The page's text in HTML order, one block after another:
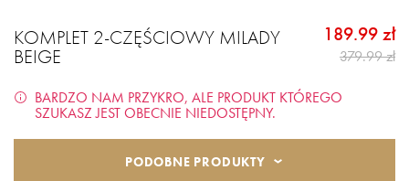
KOMPLET 2-CZĘŚCIOWY MILADY
BEIGE
189.99 zł
379.99 zł
BARDZO NAM PRZYKRO, ALE PRODUKT KTÓREGO
SZUKASZ JEST OBECNIE NIEDOSTĘPNY.
PODOBNE PRODUKTY